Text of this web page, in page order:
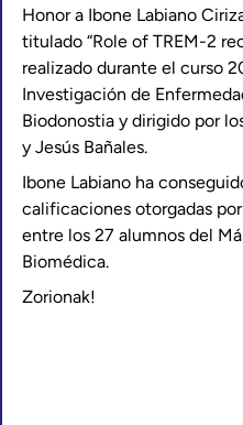
Honor a Ibone Labiano
titulado “Role of TREM-2
realizado durante el curso
Investigación de
Biodonostia y dirigido por
y Jesús Bañales.
Ibone Labiano ha
calificaciones otorgadas
entre los 27 alumnos del
Biomédica.
Zorionak!